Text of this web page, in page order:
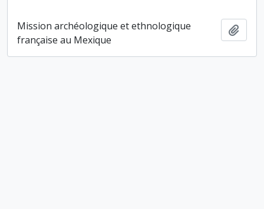
Mission archéologique et ethnologique
française au Mexique